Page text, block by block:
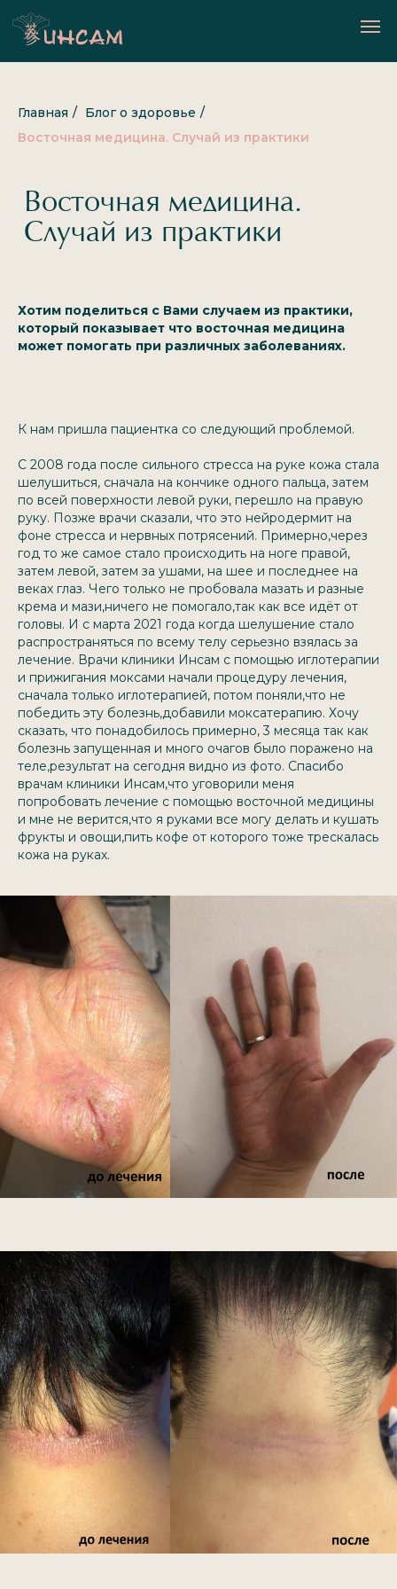
Главная / Блог о здоровье /
Восточная медицина. Случай из практики
Восточная медицина.
Хотим поделиться с Вами случаем из практики,
который показывает что восточная медицина
может помогать при различных заболеваниях.
К нам пришла пациентка со следующий проблемой.
С 2008 года после сильного стресса на руке кожа стала
шелушиться, сначала на кончике одного пальца, затем
по всей поверхности левой руки, перешло на правую
руку. Позже врачи сказали, что это нейродермит на
фоне стресса и нервных потрясений. Примерно,через
год то же самое стало происходить на ноге правой,
затем левой, затем за ушами, на шее и последнее на
веках глаз. Чего только не пробовала мазать и разные
крема и мази,ничего не помогало,так как все идёт от
головы. И с марта 2021 года когда шелушение стало
распространяться по всему телу серьезно взялась за
лечение. Врачи клиники Инсам с помощью иглотерапии
и прижигания моксами начали процедуру лечения,
сначала только иглотерапией, потом поняли,что не
победить эту болезнь,добавили моксатерапию. Хочу
сказать, что понадобилось примерно, 3 месяца так как
болезнь запущенная и много очагов было поражено на
теле,результат на сегодня видно из фото. Спасибо
врачам клиники Инсам,что уговорили меня
попробовать лечение с помощью восточной медицины
и мне не верится,что я руками все могу делать и кушать
фрукты и овощи,пить кофе от которого тоже трескалась
кожа на руках.
скоро свяжется с вами
Хотите записаться
Остались вопросы?